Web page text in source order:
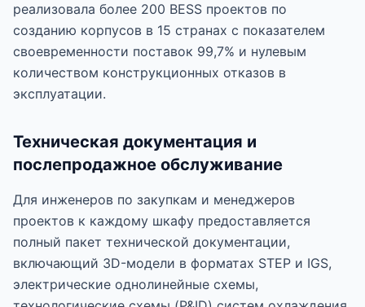
реализовала более 200 BESS проектов по
созданию корпусов в 15 странах с показателем
своевременности поставок 99,7% и нулевым
количеством конструкционных отказов в
эксплуатации.
Техническая документация и
послепродажное обслуживание
Для инженеров по закупкам и менеджеров
проектов к каждому шкафу предоставляется
полный пакет технической документации,
включающий 3D-модели в форматах STEP и IGS,
электрические однолинейные схемы,